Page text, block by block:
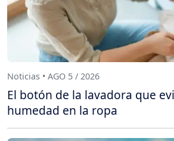
Noticias • AGO 5 / 2026
El botón de la lavadora que
humedad en la ropa